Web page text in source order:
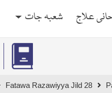
علاج شعبہ جات
Fatawa Razawiyya Jild 28